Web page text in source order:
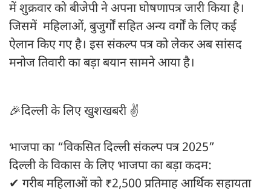
में शुक्रवार को बीजेपी ने अपना घोषणापत्र जारी किया है।
जिसमें महिलाओं, बुजुर्गों सहित अन्य वर्गों के लिए कई
ऐलान किए गए है। इस संकल्प पत्र को लेकर अब सांसद
मनोज तिवारी का बड़ा बयान सामने आया है।
🎉दिल्ली के लिए खुशखबरी ✌️
भाजपा का “विकसित दिल्ली संकल्प पत्र 2025”
दिल्ली के विकास के लिए भाजपा का बड़ा कदम:
✔ गरीब महिलाओं को ₹2,500 प्रतिमाह आर्थिक सहायता